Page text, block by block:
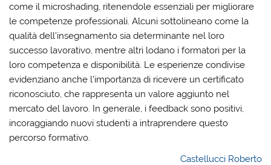
come il microshading, ritenendole essenziali per migliorare
le competenze professionali. Alcuni sottolineano come la
qualità dell’insegnamento sia determinante nel loro
successo lavorativo, mentre altri lodano i formatori per la
loro competenza e disponibilità. Le esperienze condivise
evidenziano anche l’importanza di ricevere un certificato
riconosciuto, che rappresenta un valore aggiunto nel
mercato del lavoro. In generale, i feedback sono positivi,
incoraggiando nuovi studenti a intraprendere questo
percorso formativo.
Castellucci Roberto